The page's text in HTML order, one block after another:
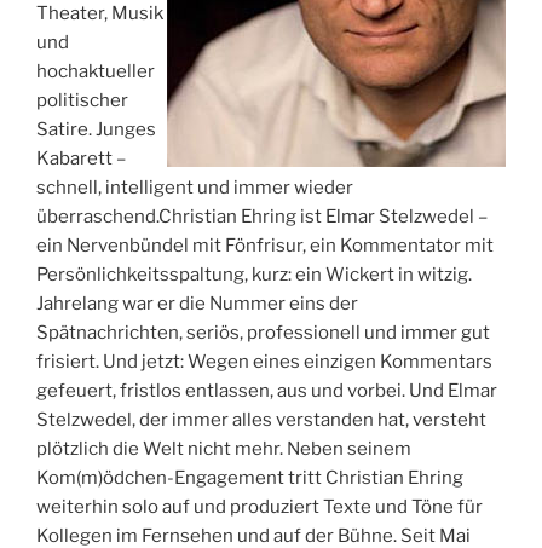
Theater, Musik
und
hochaktueller
politischer
Satire. Junges
Kabarett –
schnell, intelligent und immer wieder
überraschend.Christian Ehring ist Elmar Stelzwedel –
ein Nervenbündel mit Fönfrisur, ein Kommentator mit
Persönlichkeitsspaltung, kurz: ein Wickert in witzig.
Jahrelang war er die Nummer eins der
Spätnachrichten, seriös, professionell und immer gut
frisiert. Und jetzt: Wegen eines einzigen Kommentars
gefeuert, fristlos entlassen, aus und vorbei. Und Elmar
Stelzwedel, der immer alles verstanden hat, versteht
plötzlich die Welt nicht mehr. Neben seinem
Kom(m)ödchen-Engagement tritt Christian Ehring
weiterhin solo auf und produziert Texte und Töne für
Kollegen im Fernsehen und auf der Bühne. Seit Mai